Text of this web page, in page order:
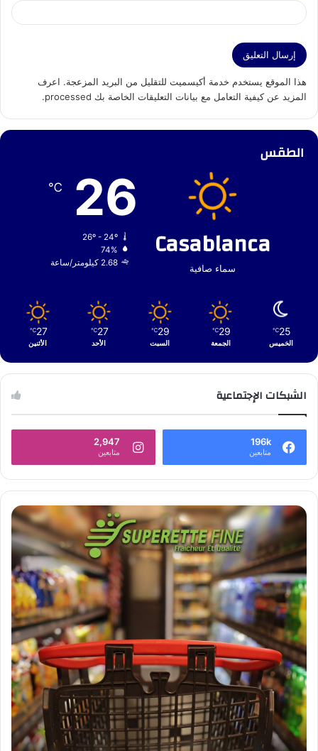
هذا الموقع يستخدم خدمة أكيسميت للتقليل من البريد المزعجة. اعرف
المزيد عن كيفية التعامل مع بيانات التعليقات الخاصة بك processed
.
الطقس
Casablanca
سماء صافية
26
℃
26º - 24º
74%
2.68 كيلومتر/ساعة
25
℃
الخميس
29
℃
الجمعة
29
℃
السبت
27
℃
الأحد
27
℃
الأثنين
الشبكات الإجتماعية
196k
متابعين
2,947
متابعين